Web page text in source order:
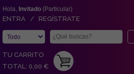
Hola, Invitado (Particular)
ENTRA / REGÍSTRATE
TU CARRITO
TOTAL: 0,00 €